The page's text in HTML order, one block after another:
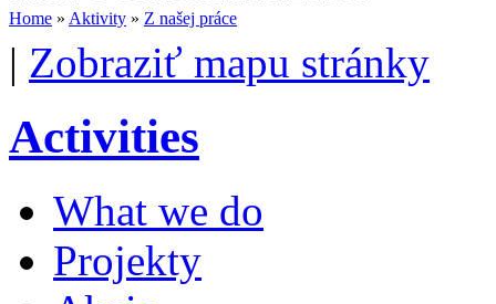
Home » Aktivity » Z našej práce
| Zobraziť mapu stránky
Activities
What we do
Projekty